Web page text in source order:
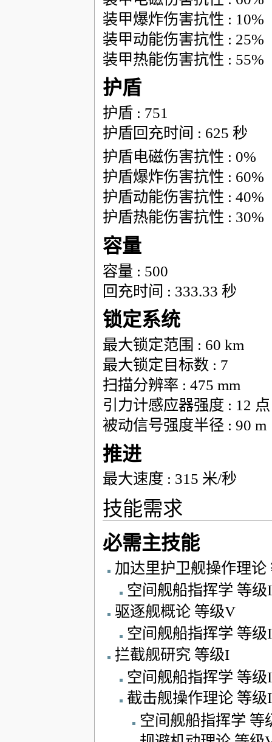
装甲爆炸伤害抗性 : 10%
装甲动能伤害抗性 : 25%
装甲热能伤害抗性 : 55%
护盾
护盾 : 751
护盾回充时间 : 625 秒
护盾电磁伤害抗性 : 0%
护盾爆炸伤害抗性 : 60%
护盾动能伤害抗性 : 40%
护盾热能伤害抗性 : 30%
容量
容量 : 500
回充时间 : 333.33 秒
锁定系统
最大锁定范围 : 60 km
最大锁定目标数 : 7
扫描分辨率 : 475 mm
引力计感应器强度 : 12 点
被动信号强度半径 : 90 m
推进
最大速度 : 315 米/秒
技能需求
必需主技能
加达里护卫舰操作理论
空间舰船指挥学 等级I
驱逐舰概论 等级V
空间舰船指挥学 等
拦截舰研究 等级I
空间舰船指挥学 等级
截击舰操作理论 等级
空间舰船指挥学 等